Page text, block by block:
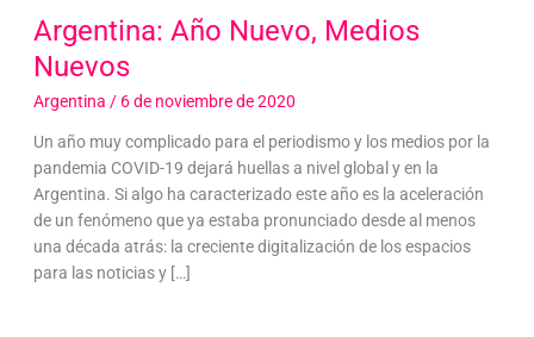
Argentina: Año Nuevo, Medios
Nuevos
Argentina / 6 de noviembre de 2020
Un año muy complicado para el periodismo y los medios por la
pandemia COVID-19 dejará huellas a nivel global y en la
Argentina. Si algo ha caracterizado este año es la aceleración
de un fenómeno que ya estaba pronunciado desde al menos
una década atrás: la creciente digitalización de los espacios
para las noticias y […]